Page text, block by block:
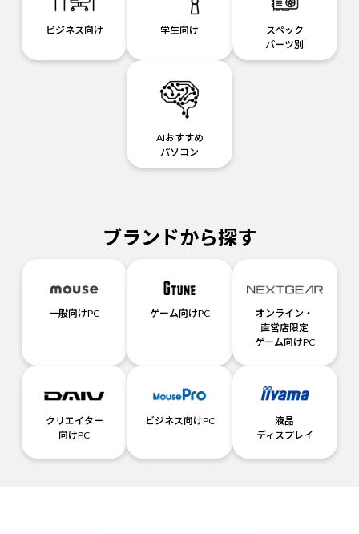
ビジネス向け 学生向け
スペック
パーツ別
AIおすすめ
パソコン
ブランドから探す
一般向けPC ゲーム向けPC
オンライン・
直営店限定
ゲーム向けPC
クリエイター
向けPC
ビジネス向けPC
液晶
ディスプレイ